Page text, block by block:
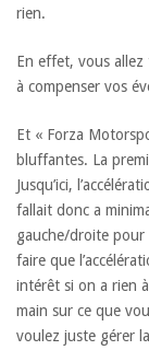
rien.
En effet, vous
à compenser vos
Et « Forza
bluffantes. La
Jusqu’ici,
fallait donc a
gauche/droite pour
faire que
intérêt si on a rien
main sur ce que
voulez juste gérer